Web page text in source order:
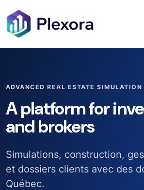
ADVANCED REAL ESTATE SIMULATION
A platform for
and brokers
Simulations, construction,
et dossiers clients avec des
Québec.